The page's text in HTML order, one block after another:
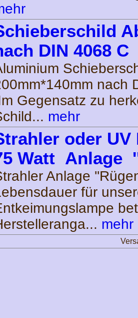
DIN 4068 C
nach
Gegensatz zu
mehr
oder UV
Watt Anlage
Anlage
für
mehr